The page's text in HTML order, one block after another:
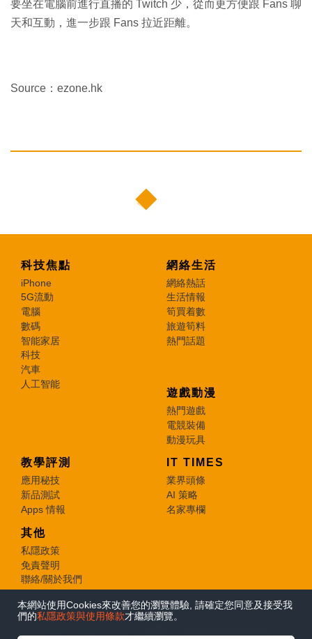
本網站使用Cookies來改善您的瀏覽體驗, 請確定您同意及接受我
們的私隱政策與使用條款才繼續瀏覽。
要坐在電腦前進行直播的 Twitch 少，從而更方便跟 Fans 聊
天和互動，進一步跟 Fans 拉近距離。
Source：ezone.hk
科技焦點
iPhone
5G流動
電腦
數碼
智能家居
科技
汽車
人工智能
網絡生活
網絡熱話
生活情報
筍買着數
旅遊筍料
熱門話題
遊戲動漫
熱門遊戲
電競裝備
動漫玩具
教學評測
應用秘技
新品測試
Apps 情報
IT TIMES
業界頭條
AI 策略
名家專欄
其他
私隱政策
免責聲明
聯絡/關於我們
© 2026 e-zone. All Rights Reserved.